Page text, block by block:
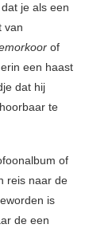
dat je als een
van
of
een haast
dat hij
te
of
reis naar de
is
de een